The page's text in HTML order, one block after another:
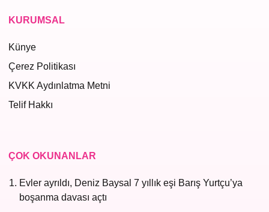
KURUMSAL
Künye
Çerez Politikası
KVKK Aydınlatma Metni
Telif Hakkı
ÇOK OKUNANLAR
Evler ayrıldı, Deniz Baysal 7 yıllık eşi Barış Yurtçu’ya
boşanma davası açtı